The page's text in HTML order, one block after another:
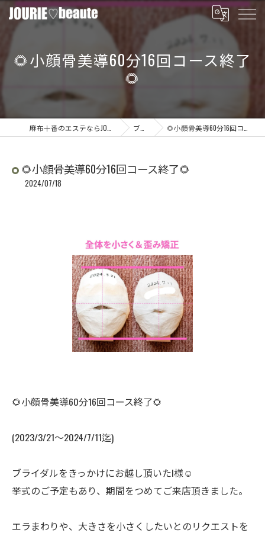
🌻小顔骨美導60分16回コース終了
🌻
ブログ 🌻小顔骨美導60分16回コース終了🌻
🌻小顔骨美導60分16回コース終了🌻
2024/07/18
🌻小顔骨美導60分16回コース終了🌻
(2023/3/21〜2024/7/11迄)
ブライダルをきっかけにお越し頂いたI様☺️
挙式のご予定もあり、期間をつめてご来店頂きました。
エラまわりや、大きさを小さくしたいとのリクエストを